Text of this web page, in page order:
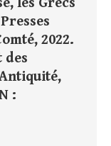
les Grecs
2022.
des
: